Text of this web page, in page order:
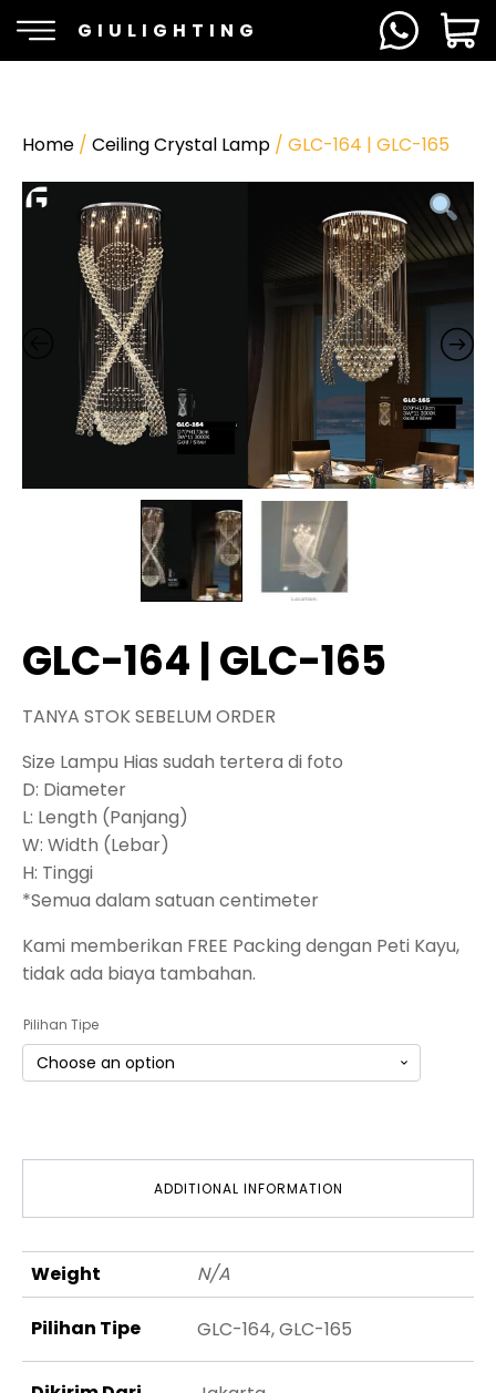
GIULIGHTING
Home / Ceiling Crystal Lamp / GLC-164 | GLC-165
GLC-164 | GLC-165
TANYA STOK SEBELUM ORDER
Size Lampu Hias sudah tertera di foto
D: Diameter
L: Length (Panjang)
W: Width (Lebar)
H: Tinggi
*Semua dalam satuan centimeter
Kami memberikan FREE Packing dengan Peti Kayu,
tidak ada biaya tambahan.
Pilihan Tipe
ADDITIONAL INFORMATION
Weight N/A
Pilihan Tipe GLC-164, GLC-165